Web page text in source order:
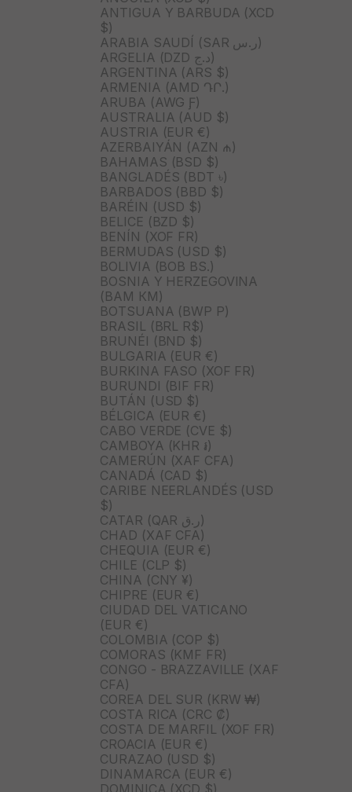
ANTIGUA Y BARBUDA (XCD
$)
ARABIA SAUDÍ (SAR ر.س)
ARGELIA (DZD د.ج)
ARGENTINA (ARS $)
ARMENIA (AMD ԴՐ.)
ARUBA (AWG Ƒ)
AUSTRALIA (AUD $)
AUSTRIA (EUR €)
AZERBAIYÁN (AZN ₼)
BAHAMAS (BSD $)
BANGLADÉS (BDT ৳)
BARBADOS (BBD $)
BARÉIN (USD $)
BELICE (BZD $)
BENÍN (XOF FR)
BERMUDAS (USD $)
BOLIVIA (BOB BS.)
BOSNIA Y HERZEGOVINA
(BAM КМ)
BOTSUANA (BWP P)
BRASIL (BRL R$)
BRUNÉI (BND $)
BULGARIA (EUR €)
BURKINA FASO (XOF FR)
BURUNDI (BIF FR)
BUTÁN (USD $)
BÉLGICA (EUR €)
CABO VERDE (CVE $)
CAMBOYA (KHR ៛)
CAMERÚN (XAF CFA)
CANADÁ (CAD $)
CARIBE NEERLANDÉS (USD
$)
CATAR (QAR ر.ق)
CHAD (XAF CFA)
CHEQUIA (EUR €)
CHILE (CLP $)
CHINA (CNY ¥)
CHIPRE (EUR €)
CIUDAD DEL VATICANO
(EUR €)
COLOMBIA (COP $)
COMORAS (KMF FR)
CONGO - BRAZZAVILLE (XAF
CFA)
COREA DEL SUR (KRW ₩)
COSTA RICA (CRC ₡)
COSTA DE MARFIL (XOF FR)
CROACIA (EUR €)
CURAZAO (USD $)
DINAMARCA (EUR €)